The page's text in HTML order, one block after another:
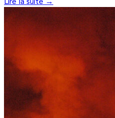
Lire la suite →